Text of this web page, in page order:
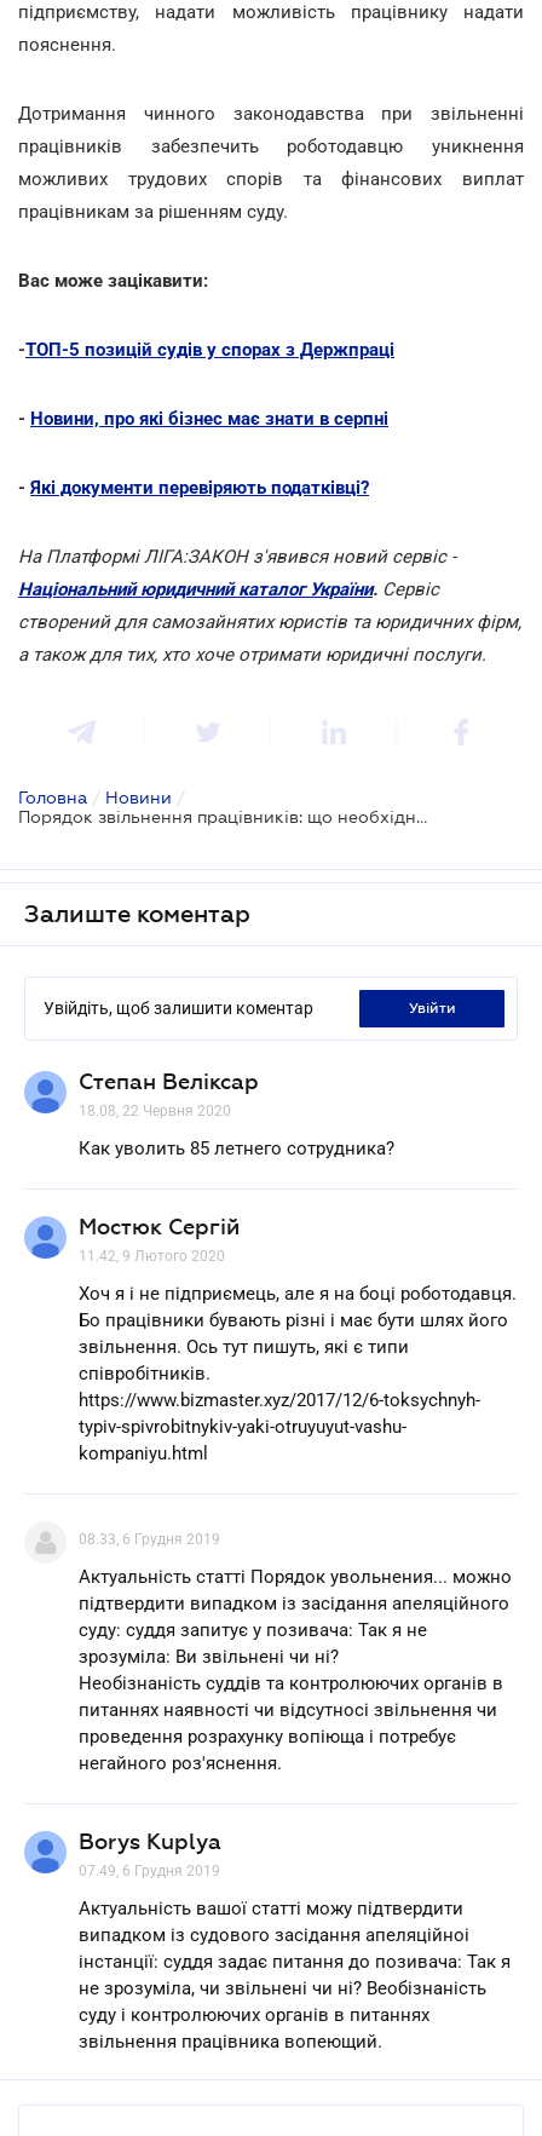
підприємству, надати можливість працівнику надати
пояснення.
Дотримання чинного законодавства при звільненні
працівників забезпечить роботодавцю уникнення
можливих трудових спорів та фінансових виплат
працівникам за рішенням суду.
Вас може зацікавити:
-ТОП-5 позицій судів у спорах з Держпраці
- Новини, про які бізнес має знати в серпні
- Які документи перевіряють податківці?
На Платформі ЛІГА:ЗАКОН з'явився новий сервіс -
Національний юридичний каталог України. Сервіс
створений для самозайнятих юристів та юридичних фірм,
а також для тих, хто хоче отримати юридичні послуги.
Головна / Новини /
Порядок звільнення працівників: що необхідно знати роботодавцю
Залиште коментар
Увійдіть, щоб залишити коментар увійти
Степан Веліксар
18.08, 22 Червня 2020
Как уволить 85 летнего сотрудника?
Мостюк Сергій
11.42, 9 Лютого 2020
Хоч я і не підприємець, але я на боці роботодавця.
Бо працівники бувають різні і має бути шлях його
звільнення. Ось тут пишуть, які є типи
співробітників.
https://www.bizmaster.xyz/2017/12/6-toksychnyh-
typiv-spivrobitnykiv-yaki-otruyuyut-vashu-
kompaniyu.html
08.33, 6 Грудня 2019
Актуальність статті Порядок увольнения... можно
підтвердити випадком із засідання апеляційного
суду: суддя запитує у позивача: Так я не
зрозуміла: Ви звільнені чи ні?
Необізнаність суддів та контролюючих органів в
питаннях наявності чи відсутносі звільнення чи
проведення розрахунку вопіюща і потребує
негайного роз'яснення.
Borys Kuplya
07.49, 6 Грудня 2019
Актуальність вашої статті можу підтвердити
випадком із судового засідання апеляційноі
інстанції: суддя задає питання до позивача: Так я
не зрозуміла, чи звільнені чи ні? Веобізнаність
суду і контролюючих органів в питаннях
звільнення працівника вопеющий.